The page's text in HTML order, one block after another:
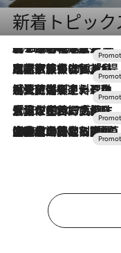
新着トピッ
2026.8.7
【トンボの足水浴】ヒノキの香りに包まれて涼感マックス！約13℃の湧水かけ流しを避暑地「星野温泉 トンボの湯」で体験
2026.7.31
【ホテル帰省】という選択肢をOMOが提案。家族とほどよい距離を保つには「昼は実家、夜は気兼ねなくホテルで！」
2026.7.24
【夏限定ディナーコース】旬を迎える稚鮎や花ズッキーニなどをイタリア・トスカーナの郷土料理の手法で満喫！
2026.7.17
「土佐和ハーブかき氷」がOMO7高知に登場！生姜、山椒、大葉など目にも舌にも涼を呼ぶ郷土の味
2026.7.10
NEW OPEN！【界 草津】名湯の地に誕生。趣の異なる2種の温泉と上州ならではの会席・蕎麦割烹など美食を味わう究極の癒やし旅